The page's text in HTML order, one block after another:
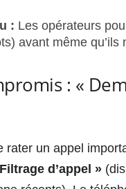
: Les opérateurs
avant même qu’ils
: «
rater un appel
d’appel »